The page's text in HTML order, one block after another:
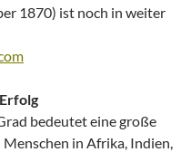
1870) ist noch in weiter
bedeutet eine große
in Afrika, Indien,